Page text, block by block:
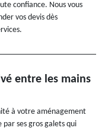
confiance. Nous vous
vos devis dès
entre les mains
à votre aménagement
ses gros galets qui